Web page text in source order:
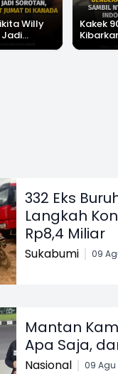
Willy
Jadi
Imami
Kakek
Merah
332 Eks
Langkah
Rp8,4 Miliar
Sukabumi 09
Mantan
Apa Saja,
Nasional 09 Agu